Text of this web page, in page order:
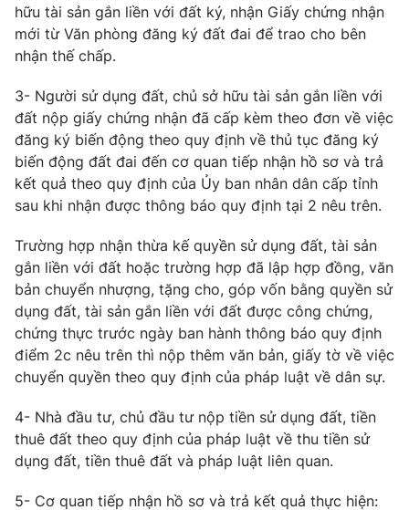
hữu tài sản gắn liền với đất ký, nhận Giấy chứng nhận
mới từ Văn phòng đăng ký đất đai để trao cho bên
nhận thế chấp.
3- Người sử dụng đất, chủ sở hữu tài sản gắn liền với
đất nộp giấy chứng nhận đã cấp kèm theo đơn về việc
đăng ký biến động theo quy định về thủ tục đăng ký
biến động đất đai đến cơ quan tiếp nhận hồ sơ và trả
kết quả theo quy định của Ủy ban nhân dân cấp tỉnh
sau khi nhận được thông báo quy định tại 2 nêu trên.
Trường hợp nhận thừa kế quyền sử dụng đất, tài sản
gắn liền với đất hoặc trường hợp đã lập hợp đồng, văn
bản chuyển nhượng, tặng cho, góp vốn bằng quyền sử
dụng đất, tài sản gắn liền với đất được công chứng,
chứng thực trước ngày ban hành thông báo quy định
điểm 2c nêu trên thì nộp thêm văn bản, giấy tờ về việc
chuyển quyền theo quy định của pháp luật về dân sự.
4- Nhà đầu tư, chủ đầu tư nộp tiền sử dụng đất, tiền
thuê đất theo quy định của pháp luật về thu tiền sử
dụng đất, tiền thuê đất và pháp luật liên quan.
5- Cơ quan tiếp nhận hồ sơ và trả kết quả thực hiện: